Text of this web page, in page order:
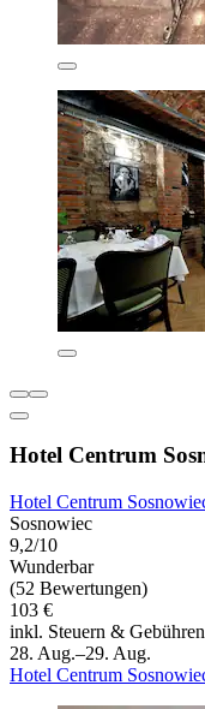
Hotel Centrum
Hotel Centrum
Sosnowiec
9,2/10
Wunderbar
(52 Bewertungen)
103 €
inkl. Steuern & Gebühren
28. Aug.–29. Aug.
Hotel Centrum